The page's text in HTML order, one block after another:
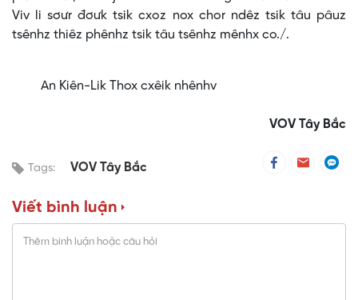
Viv li sơưr đơưk tsik cxoz nox chor ndêz tsik tâu pâuz
tsênhz thiêz phênhz tsik tâu tsênhz mênhx co./.
An Kiên-Lik Thox cxêik nhênhv
VOV Tây Bắc
Tags: VOV Tây Bắc
Viết bình luận